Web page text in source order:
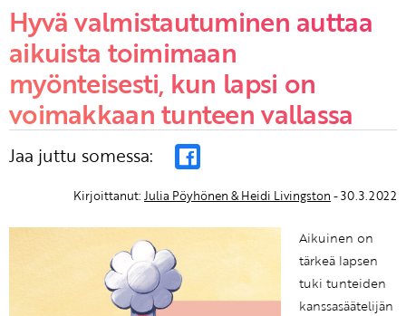
Hyvä valmistautuminen auttaa
aikuista toimimaan
myönteisesti, kun lapsi on
voimakkaan tunteen vallassa
Jaa juttu somessa:
Kirjoittanut: Julia Pöyhönen & Heidi Livingston - 30.3.2022
Aikuinen on
tärkeä lapsen
tuki tunteiden
kanssasäätelijän